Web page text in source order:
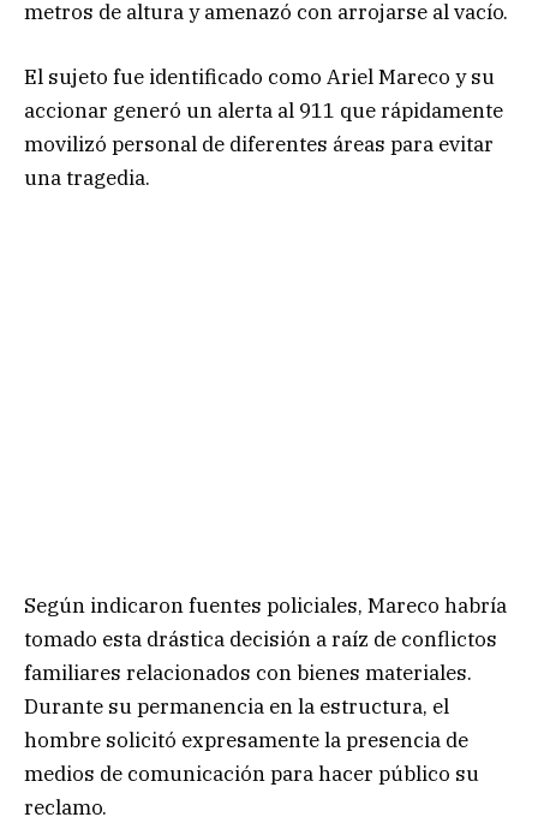
metros de altura y amenazó con arrojarse al vacío.
El sujeto fue identificado como Ariel Mareco y su
accionar generó un alerta al 911 que rápidamente
movilizó personal de diferentes áreas para evitar
una tragedia.
Según indicaron fuentes policiales, Mareco habría
tomado esta drástica decisión a raíz de conflictos
familiares relacionados con bienes materiales.
Durante su permanencia en la estructura, el
hombre solicitó expresamente la presencia de
medios de comunicación para hacer público su
reclamo.